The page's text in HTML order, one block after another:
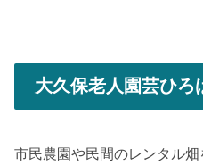
大久保老人園芸ひろ
市民農園や民間のレンタル